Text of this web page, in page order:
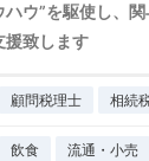
ハウ”を駆使し、
援致します
顧問税理士 相続
飲食 流通・小売